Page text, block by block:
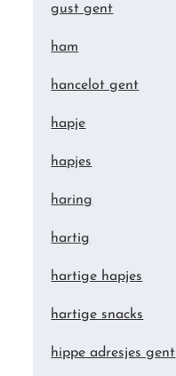
gust gent
ham
hancelot gent
hapje
hapjes
haring
hartig
hartige hapjes
hartige snacks
hippe adresjes gent